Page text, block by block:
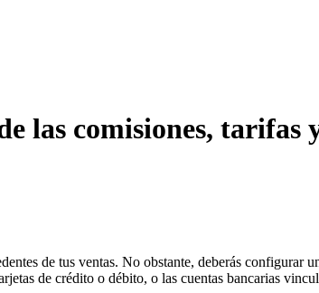
comisiones, tarifas
de tus ventas. No obstante, deberás configurar
de crédito o débito, o las cuentas bancarias